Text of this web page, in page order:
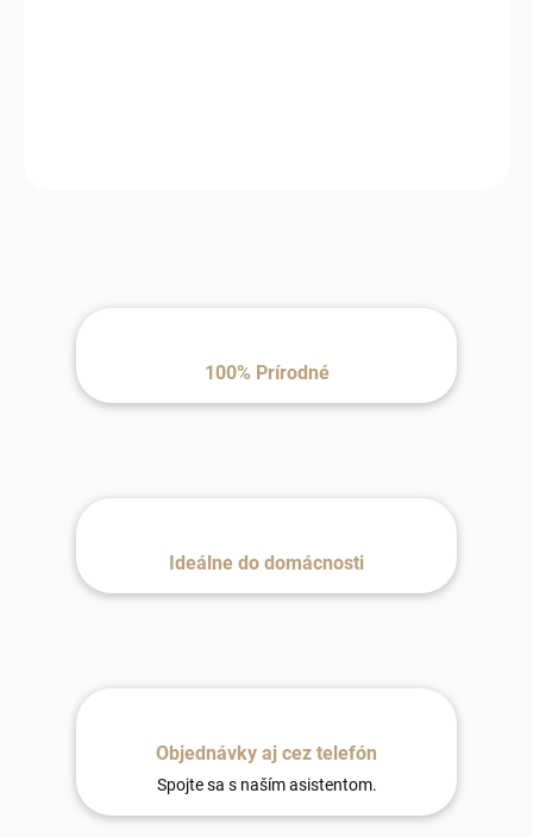
100% Prírodné
Ideálne do domácnosti
Objednávky aj cez telefón
Spojte sa s naším asistentom.